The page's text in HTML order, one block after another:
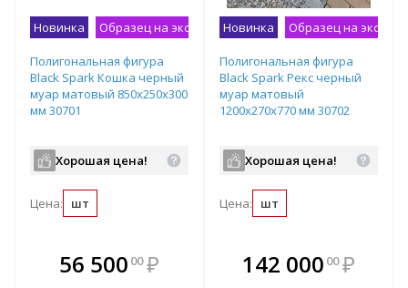
Новинка Образец на экспозиции
Полигональная фигура
Black Spark Кошка черный
муар матовый 850х250х300
мм 30701
Хорошая цена!
Цена: шт
56 500 00 ₽
В комплекте
всегда выгоднее!
Новинка Образец на
Полигональная фигура
Black Spark Рекс черный
муар матовый
1200х270х770 мм 30702
Хорошая цена!
Цена: шт
В комплекте
всегда выгоднее!
142 000 00 ₽